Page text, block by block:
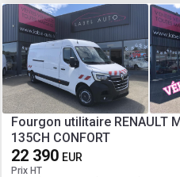
Fourgon utilitaire RENAULT
135CH CONFORT
22 390 EUR
Prix HT